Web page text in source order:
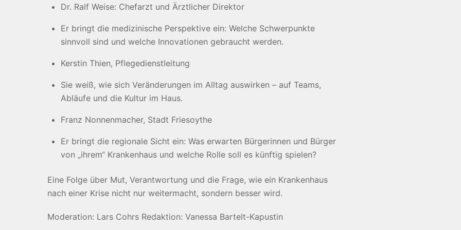
Dr. Ralf Weise: Chefarzt und Ärztlicher Direktor
Er bringt die medizinische Perspektive ein: Welche Schwerpunkte
sinnvoll sind und welche Innovationen gebraucht werden.
Kerstin Thien, Pflegedienstleitung
Sie weiß, wie sich Veränderungen im Alltag auswirken – auf Teams,
Abläufe und die Kultur im Haus.
Franz Nonnenmacher, Stadt Friesoythe
Er bringt die regionale Sicht ein: Was erwarten Bürgerinnen und Bürger
von „ihrem“ Krankenhaus und welche Rolle soll es künftig spielen?
Eine Folge über Mut, Verantwortung und die Frage, wie ein Krankenhaus
nach einer Krise nicht nur weitermacht, sondern besser wird.
Moderation: Lars Cohrs Redaktion: Vanessa Bartelt-Kapustin